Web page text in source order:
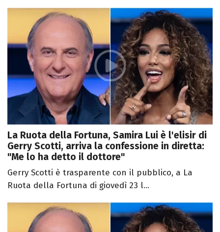
La Ruota della Fortuna, Samira Lui è l'elisir di
Gerry Scotti, arriva la confessione in diretta:
"Me lo ha detto il dottore"
Gerry Scotti è trasparente con il pubblico, a La
Ruota della Fortuna di giovedì 23 l...